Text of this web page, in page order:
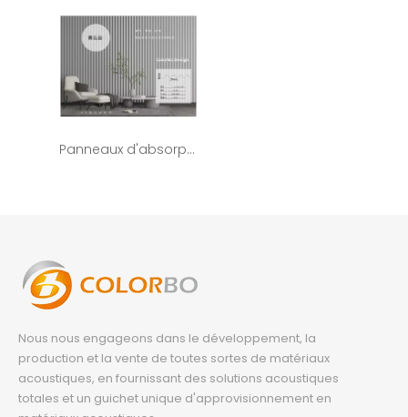
Panneaux d'absorption insonorisés en fibre de polyester 3D ignifuges intérieurs PET-CH-05P
Nous nous engageons dans le développement, la
production et la vente de toutes sortes de matériaux
acoustiques, en fournissant des solutions acoustiques
totales et un guichet unique d'approvisionnement en